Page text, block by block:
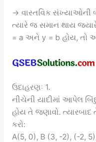
→ વાસ્તવિક સંખ્યાઓની
ત્યારે જ સમાન થાય
= a અને y = b હોય, તો
ઉદાહરણઃ 1.
નીચેની યાદીમાં આપેલ
હોય તે જણાવો.
કરો:
A(5, 0), B (3, -2), (-2,